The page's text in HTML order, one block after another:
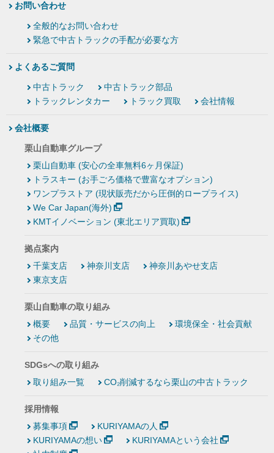
お問い合わせ
全般的なお問い合わせ
緊急で中古トラックの手配が必要な方
よくあるご質問
中古トラック
中古トラック部品
トラックレンタカー
トラック買取 会社情報
会社概要
栗山自動車グループ
栗山自動車 (安心の全車無料6ヶ月保証)
トラスキー (お手ごろ価格で豊富なオプション)
ワンプラストア (現状販売だから圧倒的ロープライス)
We Car Japan(海外)
KMTイノベーション (東北エリア買取)
拠点案内
千葉支店
神奈川支店
神奈川あやせ支店
東京支店
栗山自動車の取り組み
概要
品質・サービスの向上
環境保全・社会貢献
その他
SDGsへの取り組み
取り組み一覧
CO₂削減するなら栗山の中古トラック
採用情報
募集事項
KURIYAMAの人
KURIYAMAの想い
KURIYAMAという会社